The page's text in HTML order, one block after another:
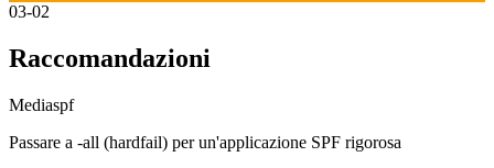
03-02
Raccomandazioni
Mediaspf
Passare a -all (hardfail) per un'applicazione SPF rigorosa